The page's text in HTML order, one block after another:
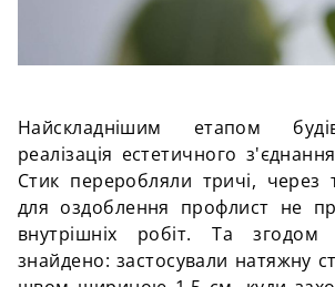
Найскладнішим етапом
реалізація естетичного
Стик переробляли тричі,
для оздоблення профлист не
внутрішніх робіт. Та
знайдено: застосували натяжну